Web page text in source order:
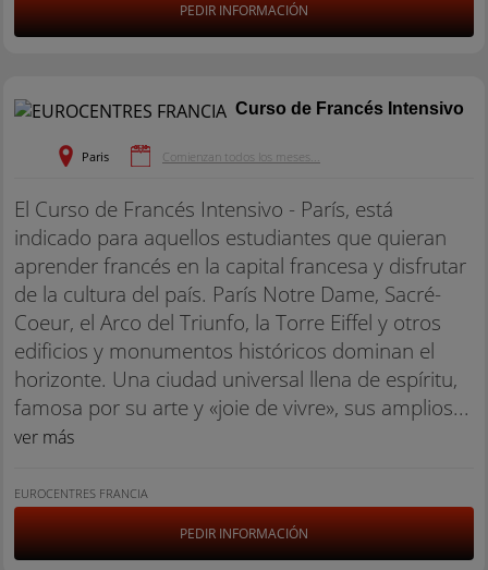
PEDIR INFORMACIÓN
Curso de Francés Intensivo
Paris Comienzan todos los meses...
El Curso de Francés Intensivo - París, está
indicado para aquellos estudiantes que quieran
aprender francés en la capital francesa y disfrutar
de la cultura del país. París Notre Dame, Sacré-
Coeur, el Arco del Triunfo, la Torre Eiffel y otros
edificios y monumentos históricos dominan el
horizonte. Una ciudad universal llena de espíritu,
famosa por su arte y «joie de vivre», sus amplios...
ver más
EUROCENTRES FRANCIA
PEDIR INFORMACIÓN